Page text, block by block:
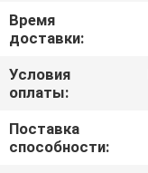
СПРОСИТЕ
ЦИТАТУ
КАРТА
САЙТА
Время
доставки:
Условия
оплаты:
Поставка
способности: